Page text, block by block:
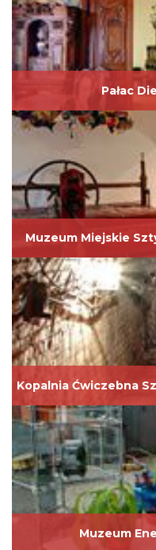
Pałac
Muzeum Miejskie
Kopalnia Ćwiczebna
Muzeum